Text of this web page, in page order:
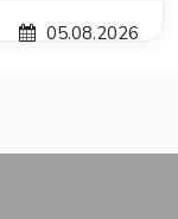
05.08.2026